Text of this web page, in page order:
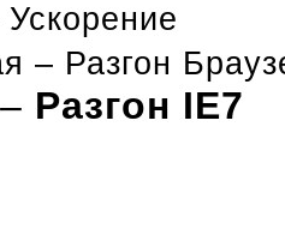
Ускорение
– Разгон
Разгон IE7